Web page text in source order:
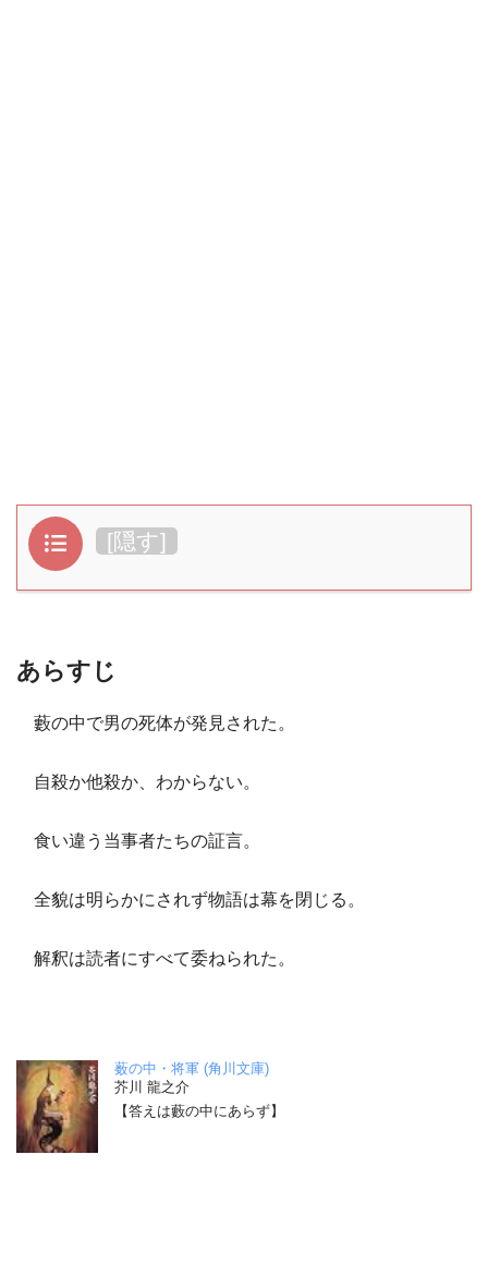
目次 [隠す]
あらすじ
藪の中で男の死体が発見された。
自殺か他殺か、わからない。
食い違う当事者たちの証言。
全貌は明らかにされず物語は幕を閉じる。
解釈は読者にすべて委ねられた。
薮の中・将軍 (角川文庫)
芥川 龍之介
【答えは藪の中にあらず】